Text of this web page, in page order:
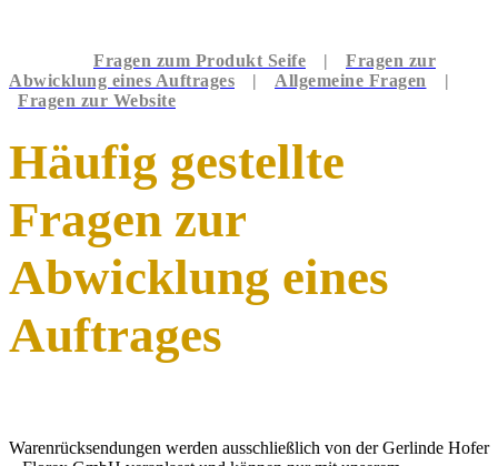
Fragen zum Produkt Seife |
Fragen zur
Abwicklung eines Auftrages
| Allgemeine Fragen
|
Fragen zur Website
Häufig gestellte
Fragen zur
Abwicklung eines
Auftrages
Warenrücksendungen werden ausschließlich von der Gerlinde Hofer